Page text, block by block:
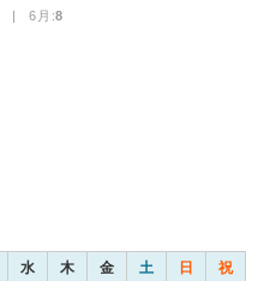
| 6月:8
水 木 金 土 日 祝